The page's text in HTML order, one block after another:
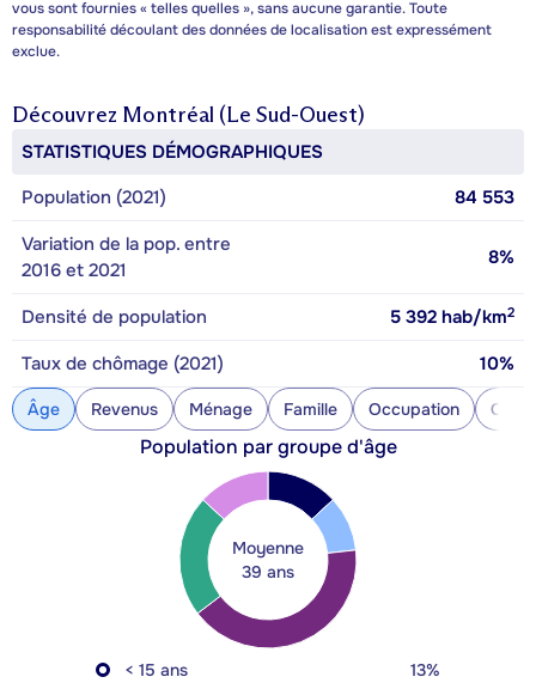
vous sont fournies « telles quelles », sans aucune garantie. Toute
responsabilité découlant des données de localisation est expressément
exclue.
Découvrez Montréal (Le Sud-Ouest)
STATISTIQUES DÉMOGRAPHIQUES
Population (2021)
84 553
Variation de la pop. entre
2016 et 2021
8%
Densité de population 5 392 hab/km2
Taux de chômage (2021) 10%
Âge Revenus Ménage Famille Occupation
Population par groupe d'âge
Moyenne
39 ans
< 15 ans
13%